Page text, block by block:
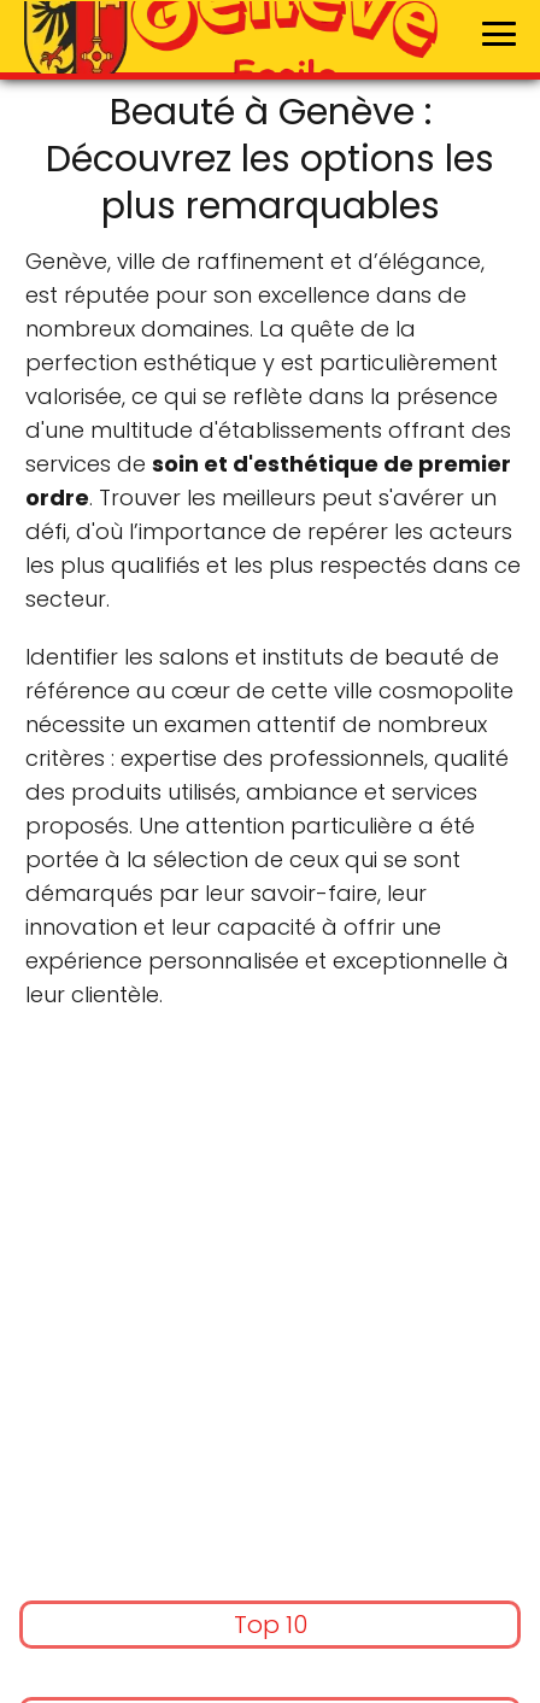
Beauté à Genève :
Découvrez les options les
plus remarquables
Genève, ville de raffinement et d’élégance,
est réputée pour son excellence dans de
nombreux domaines. La quête de la
perfection esthétique y est particulièrement
valorisée, ce qui se reflète dans la présence
d'une multitude d'établissements offrant des
services de soin et d'esthétique de premier
ordre. Trouver les meilleurs peut s'avérer un
défi, d'où l’importance de repérer les acteurs
les plus qualifiés et les plus respectés dans ce
secteur.
Identifier les salons et instituts de beauté de
référence au cœur de cette ville cosmopolite
nécessite un examen attentif de nombreux
critères : expertise des professionnels, qualité
des produits utilisés, ambiance et services
proposés. Une attention particulière a été
portée à la sélection de ceux qui se sont
démarqués par leur savoir-faire, leur
innovation et leur capacité à offrir une
expérience personnalisée et exceptionnelle à
leur clientèle.
Top 10